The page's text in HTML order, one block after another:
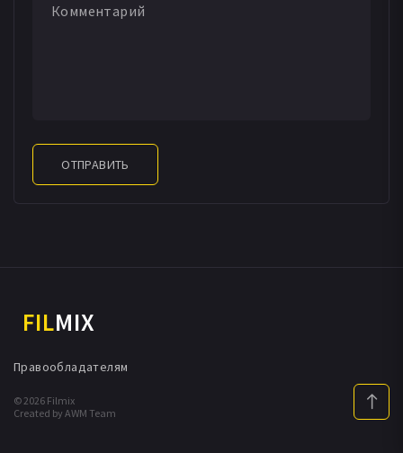
ОТПРАВИТЬ
FILMIX
© 2026 Filmix
Created by AWM Team
Правообладателям